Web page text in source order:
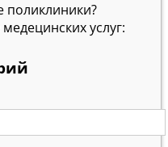
услуг: